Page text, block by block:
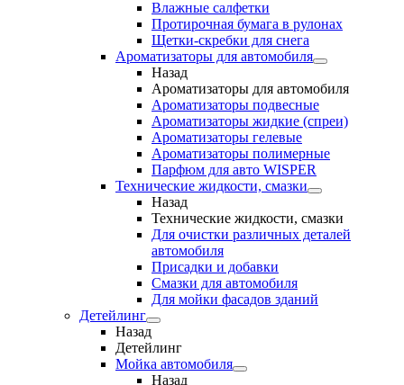
Влажные салфетки
Протирочная бумага в рулонах
Щетки-скребки для снега
Ароматизаторы для автомобиля
Назад
Ароматизаторы для автомобиля
Ароматизаторы подвесные
Ароматизаторы жидкие (спреи)
Ароматизаторы гелевые
Ароматизаторы полимерные
Парфюм для авто WISPER
Технические жидкости, смазки
Назад
Технические жидкости, смазки
Для очистки различных деталей
автомобиля
Присадки и добавки
Смазки для автомобиля
Для мойки фасадов зданий
Детейлинг
Назад
Детейлинг
Мойка автомобиля
Назад